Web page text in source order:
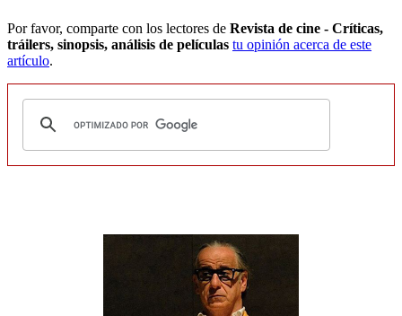
Por favor, comparte con los lectores de Revista de cine - Críticas,
tráilers, sinopsis, análisis de películas tu opinión acerca de este
artículo.